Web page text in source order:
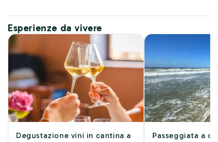
Esperienze da vivere
Degustazione vini in cantina a
Passeggiata a